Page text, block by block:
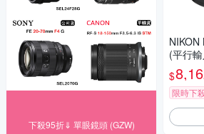
下殺95折⇓ 單眼鏡頭 (GZW)
NIKON
(平行
$
限時下